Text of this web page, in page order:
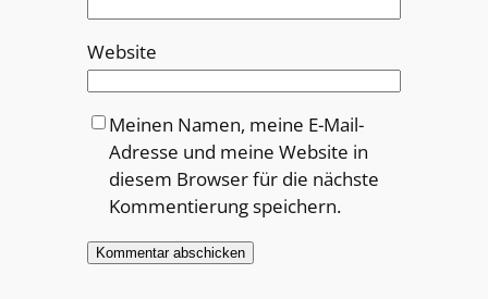
Website
Meinen Namen, meine E-Mail-
Adresse und meine Website in
diesem Browser für die nächste
Kommentierung speichern.